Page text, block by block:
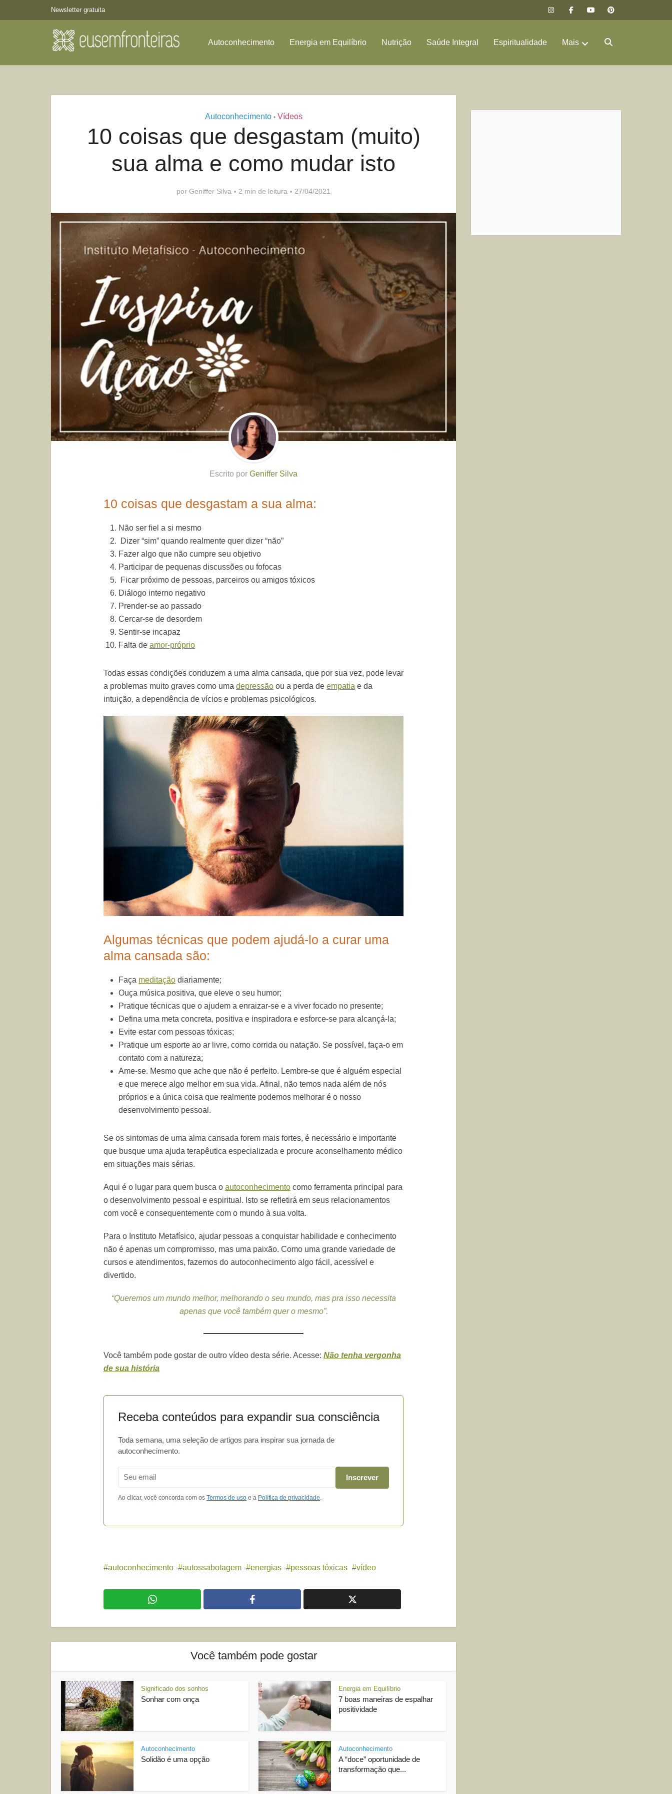
Newsletter gratuita
Autoconhecimento Energia em Equilíbrio Nutrição Saúde Integral Espiritualidade Mais
Autoconhecimento • Vídeos
10 coisas que desgastam (muito)
sua alma e como mudar isto
por Geniffer Silva 2 min de leitura 27/04/2021
Escrito por Geniffer Silva
10 coisas que desgastam a sua alma:
Não ser fiel a si mesmo
Dizer “sim” quando realmente quer dizer “não”
Fazer algo que não cumpre seu objetivo
Participar de pequenas discussões ou fofocas
Ficar próximo de pessoas, parceiros ou amigos tóxicos
Diálogo interno negativo
Prender-se ao passado
Cercar-se de desordem
Sentir-se incapaz
Falta de amor-próprio
Todas essas condições conduzem a uma alma cansada, que por sua vez, pode levar
a problemas muito graves como uma depressão ou a perda de empatia e da
intuição, a dependência de vícios e problemas psicológicos.
Algumas técnicas que podem ajudá-lo a curar uma
alma cansada são:
Faça meditação diariamente;
Ouça música positiva, que eleve o seu humor;
Pratique técnicas que o ajudem a enraizar-se e a viver focado no presente;
Defina uma meta concreta, positiva e inspiradora e esforce-se para alcançá-la;
Evite estar com pessoas tóxicas;
Pratique um esporte ao ar livre, como corrida ou natação. Se possível, faça-o em
contato com a natureza;
Ame-se. Mesmo que ache que não é perfeito. Lembre-se que é alguém especial
e que merece algo melhor em sua vida. Afinal, não temos nada além de nós
próprios e a única coisa que realmente podemos melhorar é o nosso
desenvolvimento pessoal.
Se os sintomas de uma alma cansada forem mais fortes, é necessário e importante
que busque uma ajuda terapêutica especializada e procure aconselhamento médico
em situações mais sérias.
Aqui é o lugar para quem busca o autoconhecimento como ferramenta principal para
o desenvolvimento pessoal e espiritual. Isto se refletirá em seus relacionamentos
com você e consequentemente com o mundo à sua volta.
Para o Instituto Metafísico, ajudar pessoas a conquistar habilidade e conhecimento
não é apenas um compromisso, mas uma paixão. Como uma grande variedade de
cursos e atendimentos, fazemos do autoconhecimento algo fácil, acessível e
divertido.
“Queremos um mundo melhor, melhorando o seu mundo, mas pra isso necessita
apenas que você também quer o mesmo”.
Você também pode gostar de outro vídeo desta série. Acesse: Não tenha vergonha
de sua história
Receba conteúdos para expandir sua consciência
Toda semana, uma seleção de artigos para inspirar sua jornada de
autoconhecimento.
Email
Inscrever
Ao clicar, você concorda com os Termos de uso e a Política de privacidade
autoconhecimento autossabotagem energias pessoas tóxicas vídeo
Você também pode gostar
Significado dos sonhos
Sonhar com onça
Energia em Equilíbrio
7 boas maneiras de espalhar
positividade
Autoconhecimento
Solidão é uma opção
Autoconhecimento
A “doce” oportunidade de
transformação que...